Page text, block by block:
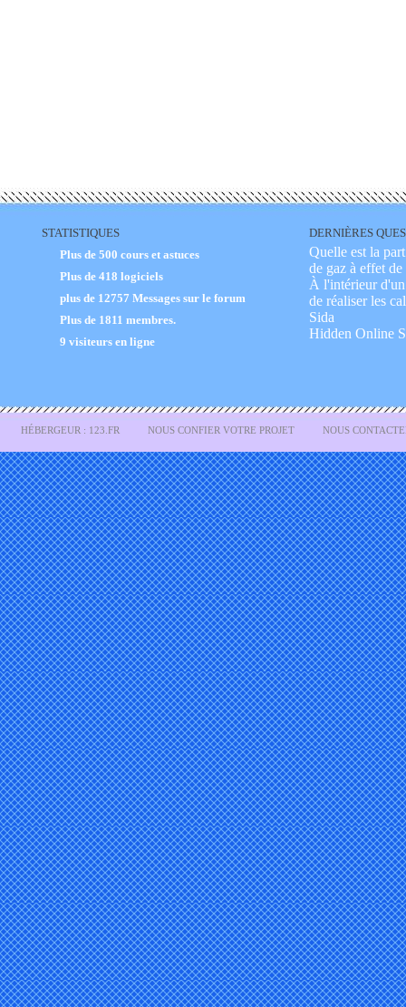
STATISTIQUES
Plus de 500 cours et astuces
Plus de 418 logiciels
plus de 12757 Messages sur le forum
Plus de 1811 membres.
9 visiteurs en ligne
DERNIÈRES
Quelle est la
de gaz à effet de
À l'intérieur d'un
de réaliser les
Sida
Hidden Online
HÉBERGEUR : 123.FR NOUS CONFIER VOTRE PROJET NOUS